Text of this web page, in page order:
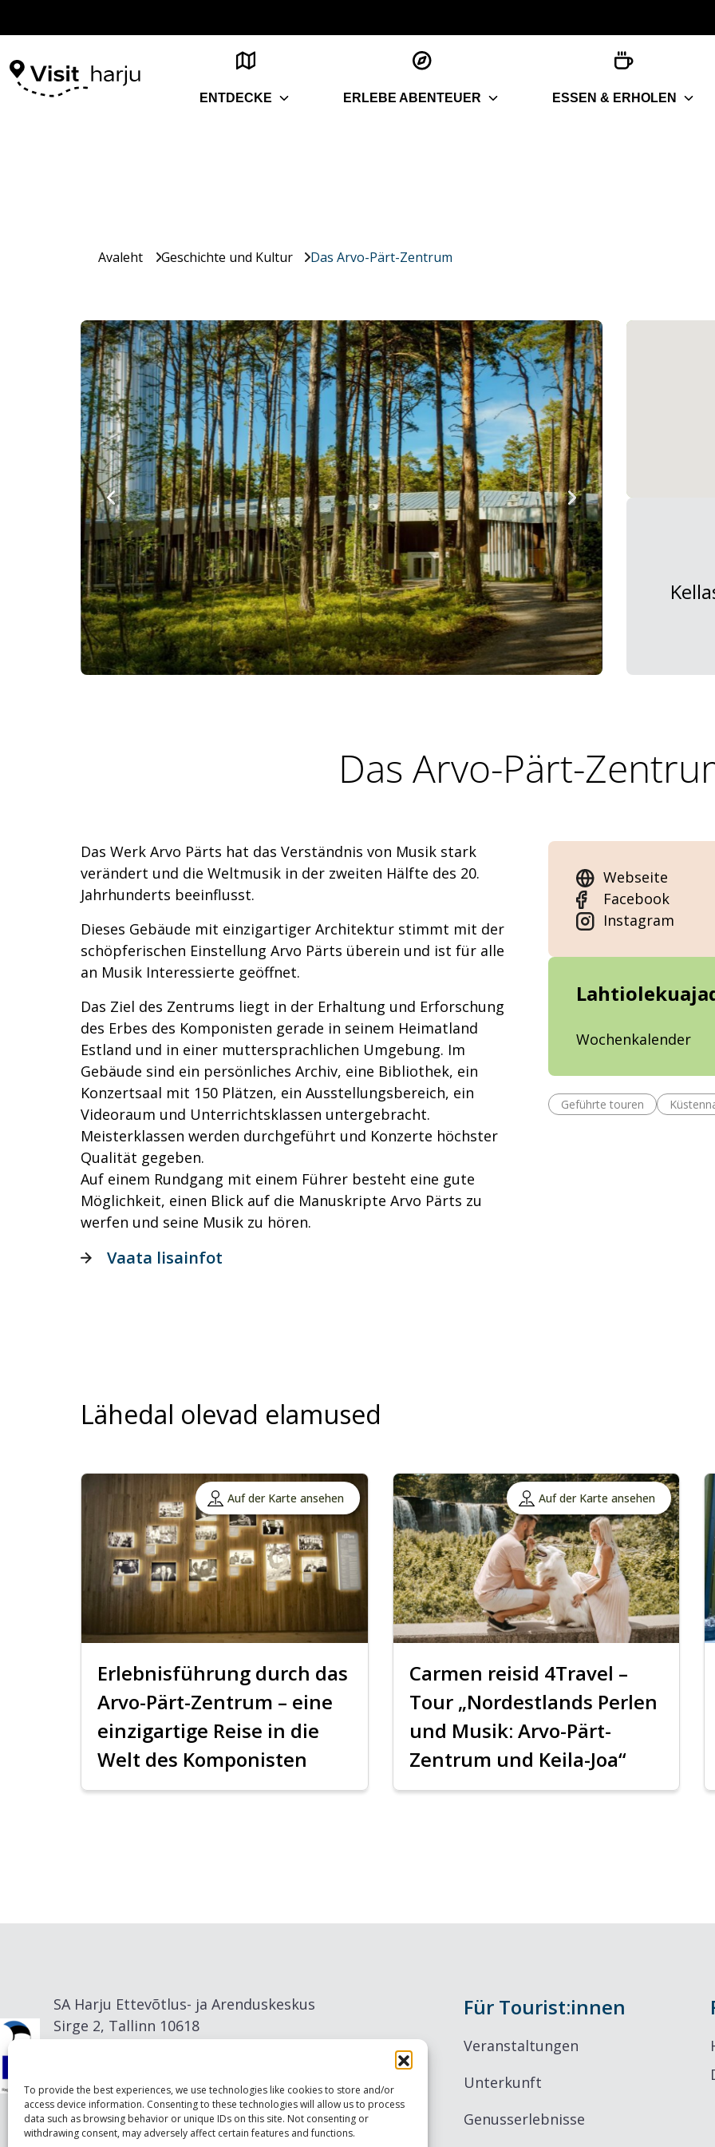
To provide the best experiences, we use technologies like cookies to store and/or
access device information. Consenting to these technologies will allow us to process
data such as browsing behavior or unique IDs on this site. Not consenting or
withdrawing consent, may adversely affect certain features and functions.
ENTDECKE ERLEBE ABENTEUER ESSEN & ERHOLEN
Avaleht Geschichte und Kultur Das Arvo-Pärt-Zentrum
Das Arvo-Pärt-
Das Werk Arvo Pärts hat das Verständnis von Musik stark
verändert und die Weltmusik in der zweiten Hälfte des 20.
Jahrhunderts beeinflusst.
Dieses Gebäude mit einzigartiger Architektur stimmt mit der
schöpferischen Einstellung Arvo Pärts überein und ist für alle
an Musik Interessierte geöffnet.
Das Ziel des Zentrums liegt in der Erhaltung und Erforschung
des Erbes des Komponisten gerade in seinem Heimatland
Estland und in einer muttersprachlichen Umgebung. Im
Gebäude sind ein persönliches Archiv, eine Bibliothek, ein
Konzertsaal mit 150 Plätzen, ein Ausstellungsbereich, ein
Videoraum und Unterrichtsklassen untergebracht.
Meisterklassen werden durchgeführt und Konzerte höchster
Qualität gegeben.
Auf einem Rundgang mit einem Führer besteht eine gute
Möglichkeit, einen Blick auf die Manuskripte Arvo Pärts zu
werfen und seine Musik zu hören.
Webseite
Facebook
Instagram
Wochenkalender
Geführte touren
Vaata lisainfot
Lähedal olevad elamused
Auf der Karte ansehen
Erlebnisführung durch das
Arvo-Pärt-Zentrum – eine
einzigartige Reise in die
Welt des Komponisten
Auf der Karte ansehen
Carmen reisid 4Travel –
Tour „Nordestlands Perlen
und Musik: Arvo-Pärt-
Zentrum und Keila-Joa“
SA Harju Ettevõtlus- ja Arenduskeskus
Sirge 2, Tallinn 10618
Für Tourist:innen
Veranstaltungen
Unterkunft
Genusserlebnisse